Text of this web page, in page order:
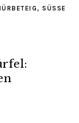
, SÜSSE K